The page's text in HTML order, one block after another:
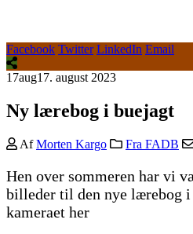
Facebook Twitter LinkedIn Email
17aug17. august 2023
Ny lærebog i buejagt
Af Morten Kargo Fra FADB
Hen over sommeren har vi
billeder til den nye lærebog i
kameraet her